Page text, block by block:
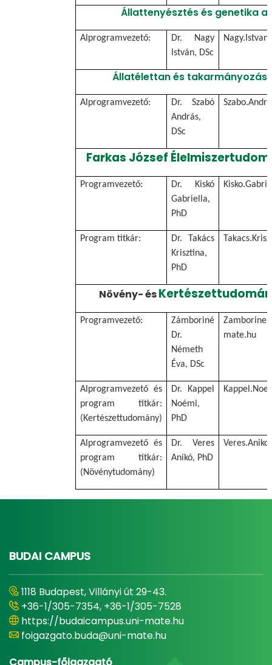
Állattenyésztés és genetika
Alprogramvezető:
Dr. Nagy
István, DSc
Állatélettan és takarmányozás
Alprogramvezető:
Dr. Szabó
András,
DSc
Farkas József
Programvezető:
Dr. Kiskó
Gabriella,
PhD
Program titkár:
Dr. Takács
Krisztina,
PhD
Növény- és
Programvezető:
Zámboriné
Dr.
Németh
Éva, DSc
mate.hu
Alprogramvezető és
program titkár:
(Kertészettudomány)
Dr. Kappel
Noémi,
PhD
Alprogramvezető és
program titkár:
(Növénytudomány)
Dr. Veres
Anikó, PhD
BUDAI CAMPUS
1118 Budapest, Villányi út 29-43.
+36-1/305-7354, +36-1/305-7528
https://budaicampus.uni-mate.hu
foigazgato.buda@uni-mate.hu